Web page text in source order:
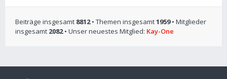
Beiträge insgesamt 8812• Themen insgesamt1959• Mitglieder
insgesamt 2082• Unser neuestes Mitglied: Kay-One